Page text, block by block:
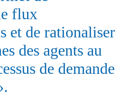
flux
et de rationaliser
des agents au
de demande